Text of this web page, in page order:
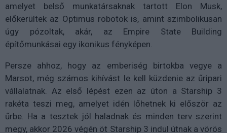
amelyet belső munkatársaknak tartott Elon Musk,
előkerültek az Optimus robotok is, amint szimbolikusan
úgy pózoltak, akár, az Empire State Building
építőmunkásai egy ikonikus fényképen.
Persze ahhoz, hogy az emberiség birtokba vegye a
Marsot, még számos kihívást le kell küzdenie az űripari
vállalatnak. Az első lépést ezen az úton a Starship 3
rakéta teszi meg, amelyet idén lőhetnek ki először az
űrbe. Ha a tesztek jól haladnak és minden terv szerint
megy, akkor 2026 végén öt Starship 3 indul útnak a vörös